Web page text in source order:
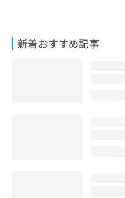
新着おすすめ記事
合